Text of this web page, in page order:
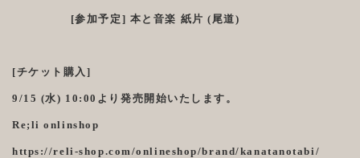
[参加予定] 本と音楽 紙片 (尾道)
[チケット購入]
9/15 (水) 10:00より発売開始いたします。
Re;li onlinshop
https://reli-shop.com/onlineshop/brand/kanatanotabi/